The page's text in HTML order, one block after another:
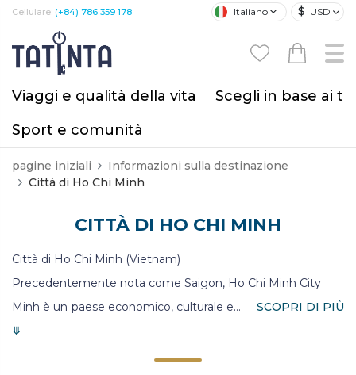
Cellulare: (+84) 786 359 178 Italiano $ USD
Viaggi e qualità della vita
Scegli in base ai
Sport e comunità
pagine iniziali
Informazioni sulla destinazione
Città di Ho Chi Minh
CITTÀ DI HO CHI MINH
Città di Ho Chi Minh (Vietnam)
Precedentemente nota come Saigon, Ho Chi Minh City
Minh è un paese economico, culturale e...
SCOPRI DI PIÙ
⤋